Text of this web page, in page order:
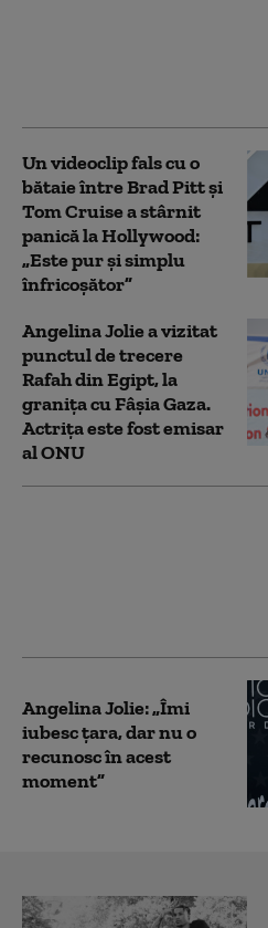
Un videoclip fals cu o
bătaie între Brad Pitt și
Tom Cruise a stârnit
panică la Hollywood:
„Este pur și simplu
înfricoșător”
Angelina Jolie a vizitat
punctul de trecere
Rafah din Egipt, la
granița cu Fâșia Gaza.
Actrița este fost emisar
al ONU
Angelina Jolie: „Îmi
iubesc țara, dar nu o
recunosc în acest
moment”